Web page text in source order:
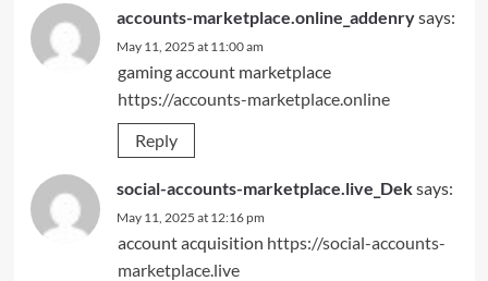
accounts-marketplace.online_addenrysays:
May 11, 2025 at 11:00 am
gaming account marketplace
https://accounts-marketplace.online
Reply
social-accounts-marketplace.live_Deksays:
May 11, 2025 at 12:16 pm
account acquisition https://social-accounts-
marketplace.live